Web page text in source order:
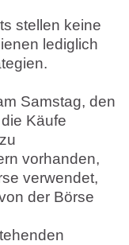
stellen keine
lediglich
Samstag, den
Käufe
vorhanden,
verwendet,
der Börse